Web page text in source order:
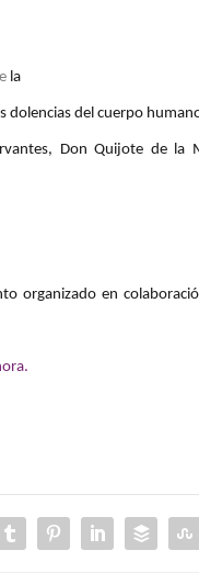
la
dolencias del cuerpo
Don Quijote de
organizado en